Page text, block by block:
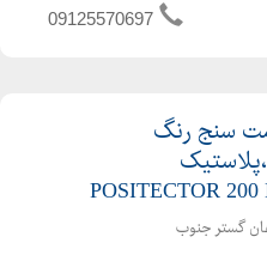
09125570697
سنج رنگ
POSITECTOR 200
گستر جنوب